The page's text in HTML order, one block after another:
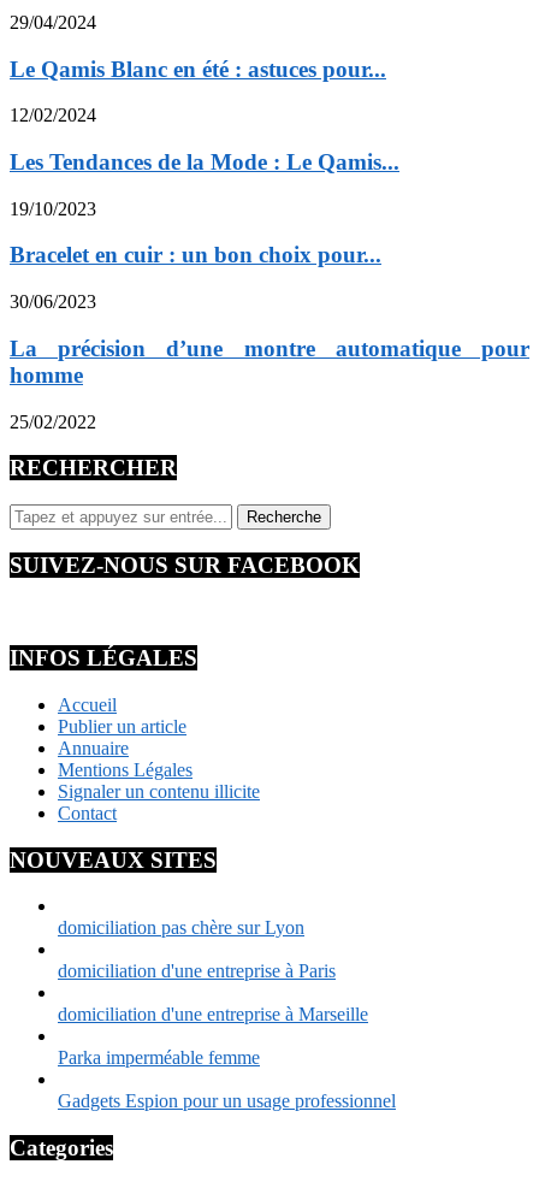
29/04/2024
Le Qamis Blanc en été : astuces pour...
12/02/2024
Les Tendances de la Mode : Le Qamis...
19/10/2023
Bracelet en cuir : un bon choix pour...
30/06/2023
La précision d’une montre automatique pour
homme
25/02/2022
RECHERCHER
SUIVEZ-NOUS SUR FACEBOOK
INFOS LÉGALES
Accueil
Publier un article
Annuaire
Mentions Légales
Signaler un contenu illicite
Contact
NOUVEAUX SITES
domiciliation pas chère sur Lyon
domiciliation d'une entreprise à Paris
domiciliation d'une entreprise à Marseille
Parka imperméable femme
Gadgets Espion pour un usage professionnel
Categories